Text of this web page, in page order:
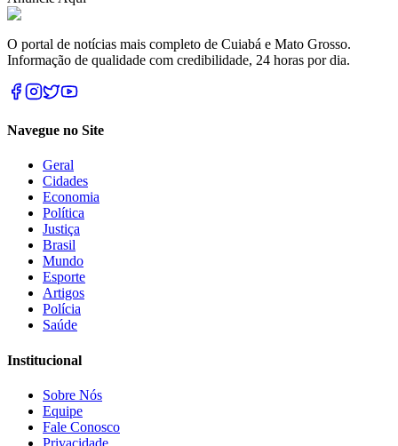
O portal de notícias mais completo de Cuiabá e Mato Grosso.
Informação de qualidade com credibilidade, 24 horas por dia.
Navegue no Site
Geral
Cidades
Economia
Política
Justiça
Brasil
Mundo
Esporte
Artigos
Polícia
Saúde
Institucional
Sobre Nós
Equipe
Fale Conosco
Privacidade